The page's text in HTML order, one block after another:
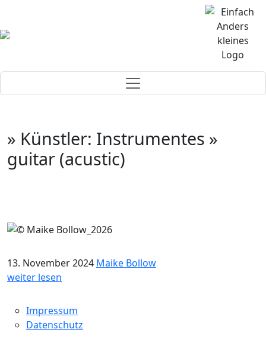
» Künstler: Instrumentes »
guitar (acustic)
13. November 2024 Maike Bollow
weiter lesen
Impressum
Datenschutz